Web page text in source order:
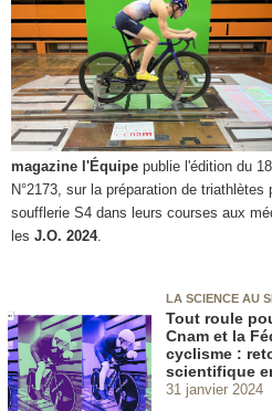
magazine l'Équipepublie l'édition du
N°2173, sur la préparation de triathlètes
soufflerie S4 dans leurs courses aux
les J.O. 2024.
LA SCIENCE AU
Tout roule
Cnam et la
cyclisme :
scientifique
31 janvier 2024